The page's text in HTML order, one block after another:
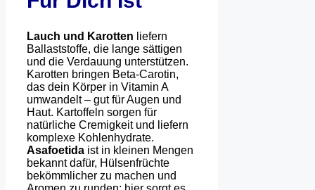
Lauch und Karotten liefern
Ballaststoffe, die lange sättigen
und die Verdauung unterstützen.
Karotten bringen Beta-Carotin,
das dein Körper in Vitamin A
umwandelt – gut für Augen und
Haut. Kartoffeln sorgen für
natürliche Cremigkeit und liefern
komplexe Kohlenhydrate.
Asafoetida ist in kleinen Mengen
bekannt dafür, Hülsenfrüchte
bekömmlicher zu machen und